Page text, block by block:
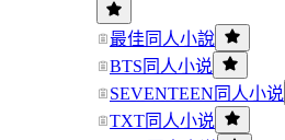
最佳同人小說
BTS同人小说
SEVENTEEN同人小说
TXT同人小说